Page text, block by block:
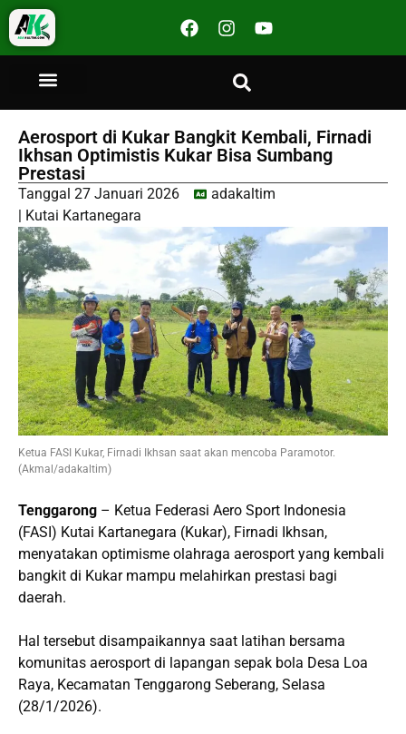
Aerosport di Kukar Bangkit Kembali, Firnadi
Ikhsan Optimistis Kukar Bisa Sumbang
Prestasi
Tanggal 27 Januari 2026
adakaltim
Kutai Kartanegara
Ketua FASI Kukar, Firnadi Ikhsan saat akan mencoba Paramotor.
(Akmal/adakaltim)
Tenggarong – Ketua Federasi Aero Sport Indonesia
(FASI) Kutai Kartanegara (Kukar), Firnadi Ikhsan,
menyatakan optimisme olahraga aerosport yang kembali
bangkit di Kukar mampu melahirkan prestasi bagi
daerah.
Hal tersebut disampaikannya saat latihan bersama
komunitas aerosport di lapangan sepak bola Desa Loa
Raya, Kecamatan Tenggarong Seberang, Selasa
(28/1/2026).